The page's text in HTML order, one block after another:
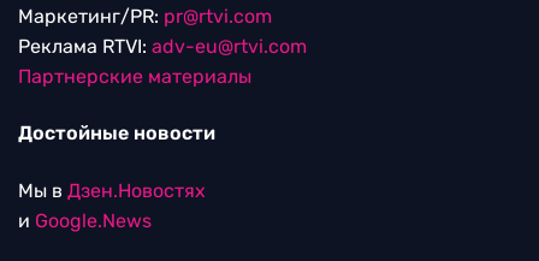
Маркетинг/PR: pr@rtvi.com
Реклама RTVI: adv-eu@rtvi.com
Партнерские материалы
Достойные новости
Мы в Дзен.Новостях
и Google.News